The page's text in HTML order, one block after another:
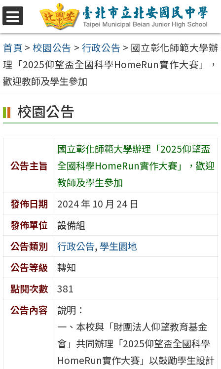
選
單
跳
至
主
要
內
區
首頁 > 校園公告 > 行政公告 > 國立彰化師範大學辦
理「2025仰望盃全國科學HomeRun實作大賽」，
歡迎教師及學生參加
校園公告
公告主旨
國立彰化師範大學辦理「2025仰望盃
全國科學HomeRun實作大賽」，歡迎
教師及學生參加
發佈日期
2024 年 10 月 24 日
發佈單位
設備組
公告類別
行政公告, 學生園地
公告等級
轉知
點閱次數
381
公告內容
說明：
一、本校與「財團法人仰望教育基金
會」共同辦理「2025仰望盃全國科學
HomeRun實作大賽」以鼓勵學生設計